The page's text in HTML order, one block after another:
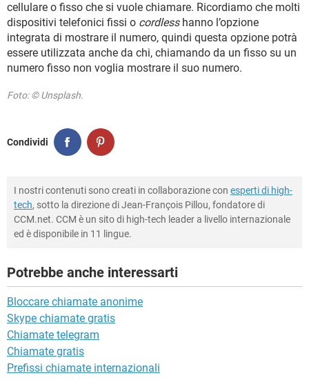
cellulare o fisso che si vuole chiamare. Ricordiamo che molti
dispositivi telefonici fissi o cordlesshanno l’opzione
integrata di mostrare il numero, quindi questa opzione potrà
essere utilizzata anche da chi, chiamando da un fisso su un
numero fisso non voglia mostrare il suo numero.
Foto: © Unsplash.
Condividi
I nostri contenuti sono creati in collaborazione con esperti di high-
tech, sotto la direzione di Jean-François Pillou, fondatore di
CCM.net. CCM è un sito di high-tech leader a livello internazionale
ed è disponibile in 11 lingue.
Potrebbe anche interessarti
Bloccare chiamate anonime
Skype chiamate gratis
Chiamate telegram
Chiamate gratis
Prefissi chiamate internazionali